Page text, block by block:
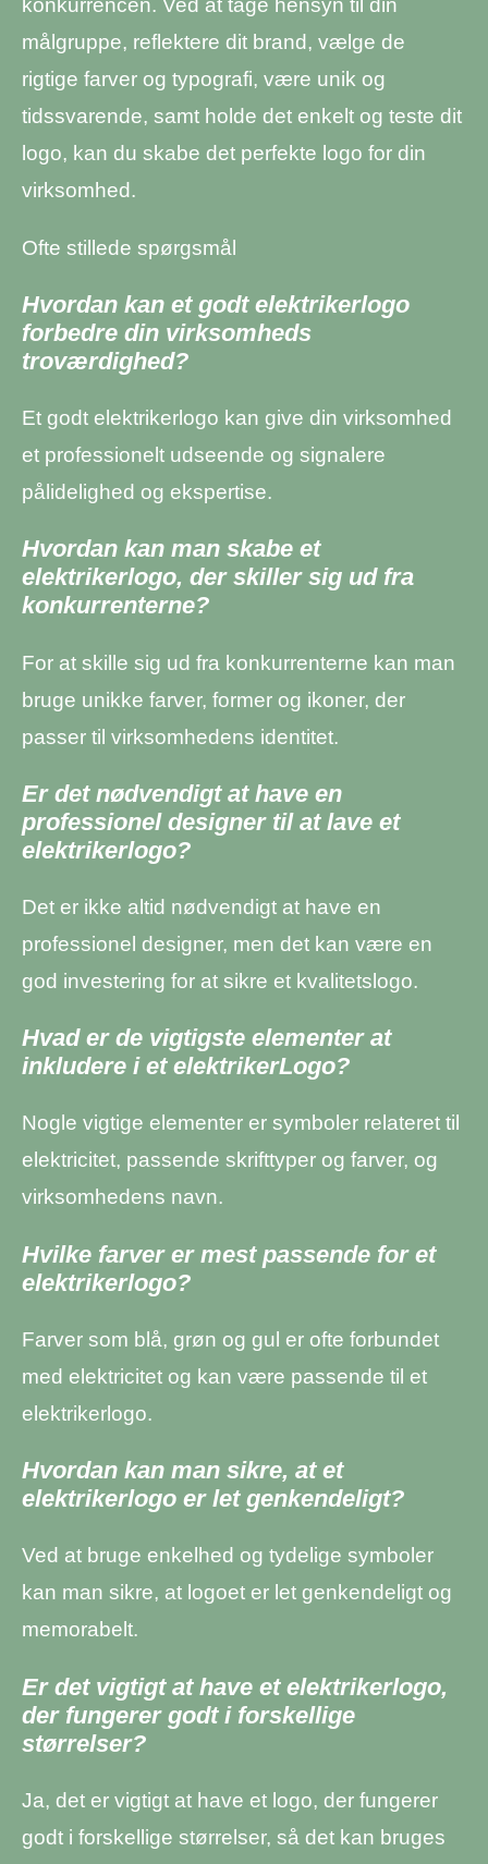
målgruppe, reflektere dit brand, vælge de
rigtige farver og typografi, være unik og
tidssvarende, samt holde det enkelt og teste dit
logo, kan du skabe det perfekte logo for din
virksomhed.
Ofte stillede spørgsmål
Hvordan kan et godt elektrikerlogo
forbedre din virksomheds
troværdighed?
Et godt elektrikerlogo kan give din virksomhed
et professionelt udseende og signalere
pålidelighed og ekspertise.
Hvordan kan man skabe et
elektrikerlogo, der skiller sig ud fra
konkurrenterne?
For at skille sig ud fra konkurrenterne kan man
bruge unikke farver, former og ikoner, der
passer til virksomhedens identitet.
Er det nødvendigt at have en
professionel designer til at lave et
elektrikerlogo?
Det er ikke altid nødvendigt at have en
professionel designer, men det kan være en
god investering for at sikre et kvalitetslogo.
Hvad er de vigtigste elementer at
inkludere i et elektrikerLogo?
Nogle vigtige elementer er symboler relateret til
elektricitet, passende skrifttyper og farver, og
virksomhedens navn.
Hvilke farver er mest passende for et
elektrikerlogo?
Farver som blå, grøn og gul er ofte forbundet
med elektricitet og kan være passende til et
elektrikerlogo.
Hvordan kan man sikre, at et
elektrikerlogo er let genkendeligt?
Ved at bruge enkelhed og tydelige symboler
kan man sikre, at logoet er let genkendeligt og
memorabelt.
Er det vigtigt at have et elektrikerlogo,
der fungerer godt i forskellige
størrelser?
Ja, det er vigtigt at have et logo, der fungerer
godt i forskellige størrelser, så det kan bruges